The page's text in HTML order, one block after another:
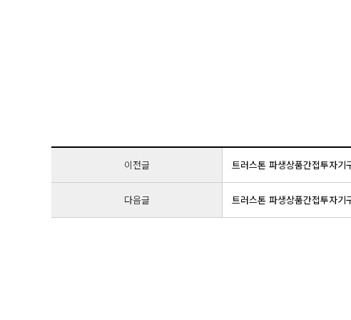
이전글 트러스톤 파생상품간접투자기
다음글 트러스톤 파생상품간접투자기